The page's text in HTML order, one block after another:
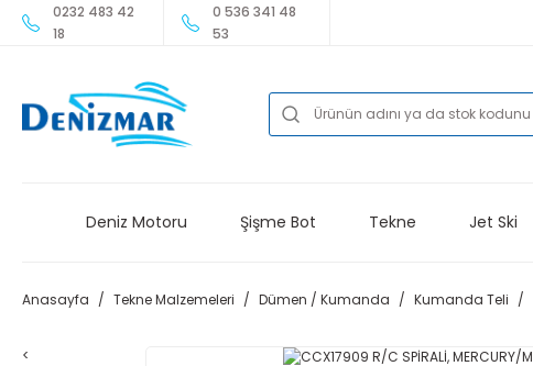
0232 483 42
18
0 536 341 48
53
Deniz Motoru Şişme Bot Tekne Jet Ski
Anasayfa Tekne Malzemeleri Dümen / Kumanda Kumanda Teli
<